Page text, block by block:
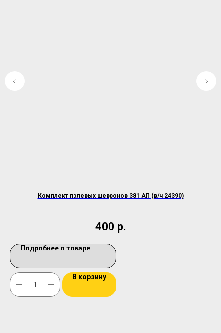
Комплект полевых шевронов 381 АП (в/ч 24390)
400 р.
Подробнее о товаре
В корзину